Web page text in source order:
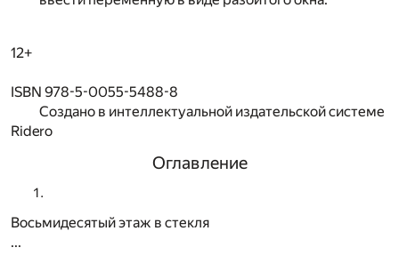
12+
ISBN 978-5-0055-5488-8
Создано в интеллектуальной издательской системе
Ridero
Оглавление
Восьмидесятый этаж в стекля
...